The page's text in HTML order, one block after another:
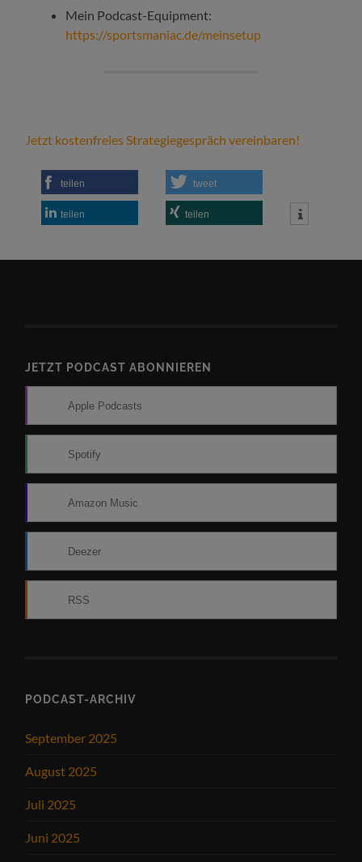
Mein Podcast-Equipment:
https://sportsmaniac.de/meinsetup
Jetzt kostenfreies Strategiegespräch vereinbaren!
teilen tweet
teilen teilen
JETZT PODCAST ABONNIEREN
Apple Podcasts
Spotify
Amazon Music
Deezer
RSS
PODCAST-ARCHIV
September 2025
August 2025
Juli 2025
Juni 2025